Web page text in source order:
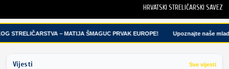
HRVATSKI STRELIČARSKI SAVEZ
STRELIČARSTVA – MATIJA ŠMAGUC PRVAK EUROPE! Upoznajte naše
Vijesti Sve vijesti